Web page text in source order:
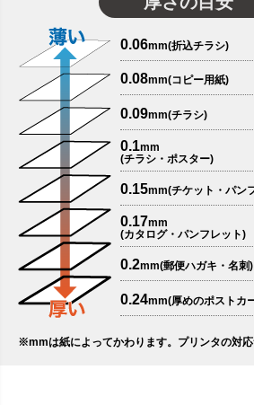
0.06mm(折込チラシ)
0.08mm(コピー用紙)
0.09mm(チラシ)
0.1mm
(チラシ・ポスター)
0.15mm(チケット・パン
0.17mm
(カタログ・パンフレット)
0.2mm(郵便ハガキ・名刺)
0.24mm(厚めのポストカ
※mmは紙によってかわります。プリンタの対応